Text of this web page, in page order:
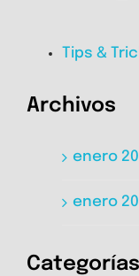
Tips &
Archivos
enero
enero
Categorías